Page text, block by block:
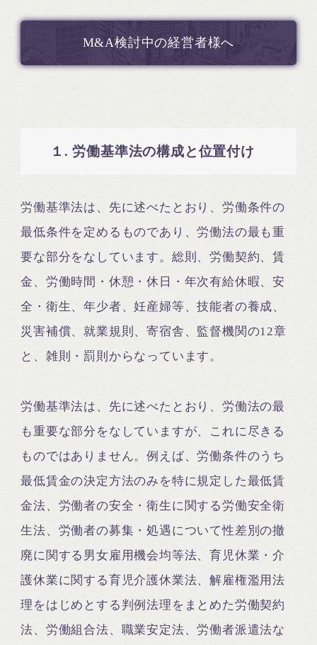
M&A検討中の経営者様へ
１. 労働基準法の構成と位置付け
労働基準法は、先に述べたとおり、労働条件の
最低条件を定めるものであり、労働法の最も重
要な部分をなしています。総則、労働契約、賃
金、労働時間・休憩・休日・年次有給休暇、安
全・衛生、年少者、妊産婦等、技能者の養成、
災害補償、就業規則、寄宿舎、監督機関の12章
と、雑則・罰則からなっています。
労働基準法は、先に述べたとおり、労働法の最
も重要な部分をなしていますが、これに尽きる
ものではありません。例えば、労働条件のうち
最低賃金の決定方法のみを特に規定した最低賃
金法、労働者の安全・衛生に関する労働安全衛
生法、労働者の募集・処遇について性差別の撤
廃に関する男女雇用機会均等法、育児休業・介
護休業に関する育児介護休業法、解雇権濫用法
理をはじめとする判例法理をまとめた労働契約
法、労働組合法、職業安定法、労働者派遣法な